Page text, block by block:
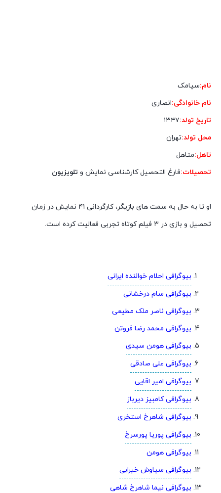
نام:سیامک
نام خانوادگی:انصاری
تاریخ تولد:۱۳۴۷
محل تولد:تهران
تاهل:متاهل
تحصیلات:فارغ التحصیل کارشناسی نمایش و تلویزیون
او تا به حال به سمت های بازیگر
، کارگردانی ۴۱ نمایش در زمان
تحصیل و بازی در ۳ فیلم کوتاه تجربی فعالیت کرده است.
بیوگرافی احلام خواننده ایرانی
بیوگرافی سام درخشانی
بیوگرافی ناصر ملک مطیعی
بیوگرافی محمد رضا فروتن
بیوگرافی هومن سیدی
بیوگرافی علی صادقی
بیوگرافی امیر اقایی
بیوگرافی کامبیز دیرباز
بیوگرافی شاهرخ استخری
بیوگرافی پوریا پورسرخ
بیوگرافی هومن
بیوگرافی سیاوش خیرابی
بیوگرافی نیما شاهرخ شاهی